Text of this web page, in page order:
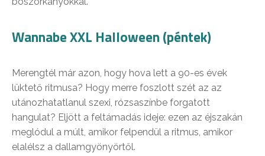
Wannabe XXL Halloween (péntek)
Merengtél már azon, hogy hova lett a 90-es évek
lüktető ritmusa? Hogy merre foszlott szét az az
utánozhatatlanul szexi, rózsaszínbe forgatott
hangulat? Eljött a feltámadás ideje: ezen az éjszakán
meglódul a múlt, amikor felpendül a ritmus, amikor
elalélsz a dallamgyönyörtől.